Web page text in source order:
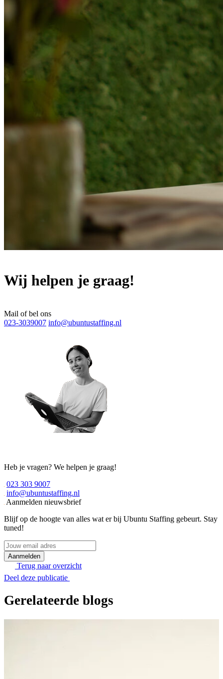
Wij helpen je graag!
Mail of bel ons
023-3039007 info@ubuntustaffing.nl
Heb je vragen? We helpen je graag!
023 303 9007
info@ubuntustaffing.nl
Aanmelden nieuwsbrief
Blijf op de hoogte van alles wat er bij Ubuntu Staffing gebeurt. Stay
tuned!
Jouw
email
adresTerug naar overzicht
Deel deze publicatie
Gerelateerde blogs